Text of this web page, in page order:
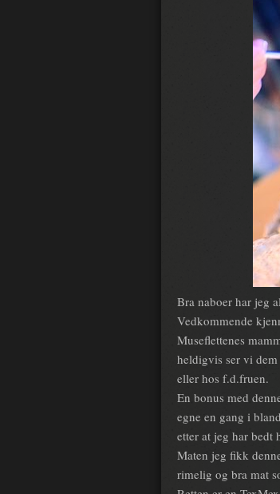
Bra naboer har jeg
Vedkommende
Museflettenes
heldigvis ser vi
eller hos f.d.fruen.
En bonus med
egne en gang i
etter at jeg har bedt
Maten jeg fikk
rimelig og bra mat